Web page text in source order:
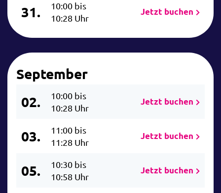
31.
10:00 bis
10:28 Uhr
Jetzt buchen
September
02.
10:00 bis
10:28 Uhr
Jetzt buchen
03.
11:00 bis
11:28 Uhr
Jetzt buchen
05.
10:30 bis
10:58 Uhr
Jetzt buchen